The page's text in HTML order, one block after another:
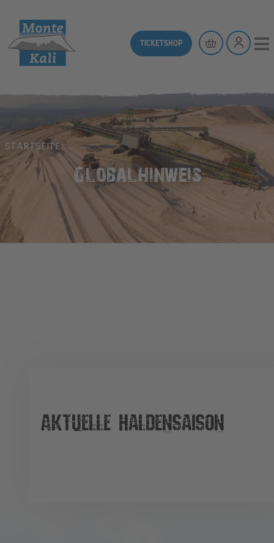
TICKETSHOP
STARTSEITE
Globalhinweis
Aktuelle Haldensaison